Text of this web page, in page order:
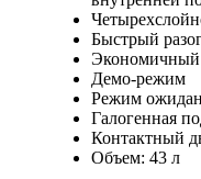
Быстрый
Демо-режим
Режим
Галогенная
Контактный
Объем: 43 л